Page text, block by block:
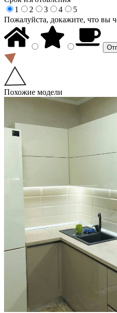
1
2 3 4
5
Пожалуйста, докажите, что вы
Похожие модели